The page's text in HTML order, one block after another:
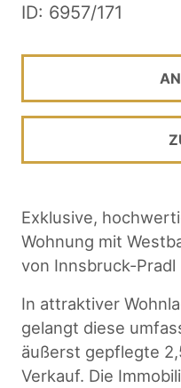
ID: 6957/171
Exklusive,
Wohnung mit
von Innsbruck-Pradl
In attraktiver
gelangt diese
äußerst gepflegte
Verkauf. Die